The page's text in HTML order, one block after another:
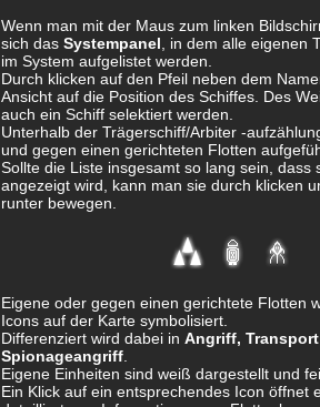
Wenn man mit der Maus zum linken
sich das Systempanel , in dem alle eigenen
im System aufgelistet werden.
Durch klicken auf den Pfeil neben dem
Ansicht auf die Position des Schiffes. Des
auch ein Schiff selektiert werden.
Unterhalb der Trägerschiff/Arbiter -
und gegen einen gerichteten Flotten
Sollte die Liste insgesamt so lang sein, dass
angezeigt wird, kann man sie durch klicken
runter bewegen.
Eigene oder gegen einen gerichtete Flotten
Icons auf der Karte symbolisiert.
Differenziert wird dabei in Angriff,
Spionageangriff.
Eigene Einheiten sind weiß dargestellt und
Ein Klick auf ein entsprechendes Icon öffnet